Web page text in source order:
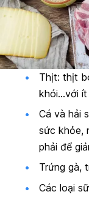
Thịt: thịt
khói…với ít
Cá và hải
sức khỏe,
phải để
Trứng gà,
Các loại